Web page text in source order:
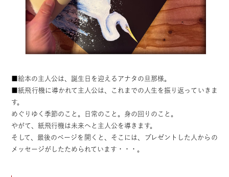
■絵本の主人公は、誕生日を迎えるアナタの旦那様。
■紙飛行機に導かれて主人公は、これまでの人生を振り返っていきま
す。
めぐりゆく季節のこと。日常のこと。身の回りのこと。
やがて、紙飛行機は未来へと主人公を導きます。
そして、最後のページを開くと、そこには、プレゼントした人からの
メッセージがしたためられています・・・。